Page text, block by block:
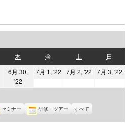
木
曜
日
金金
曜
日
土
曜
日
日
曜
日
6月 30,
'222022
6
月
30
7月 1, '22
2022
月
日
7月 2, '22
2022
月
日
7月 3, '22
日
セミナー 研修・ツアー すべて